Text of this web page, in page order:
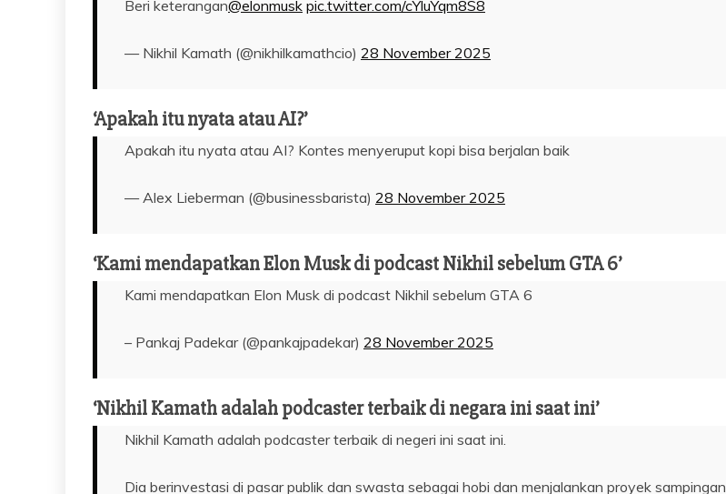
Beri keterangan@elonmusk pic.twitter.com/cYluYqm8S8
— Nikhil Kamath (@nikhilkamathcio) 28 November 2025
‘Apakah itu nyata atau AI?’
Apakah itu nyata atau AI? Kontes menyeruput kopi bisa berjalan baik
— Alex Lieberman (@businessbarista) 28 November 2025
‘Kami mendapatkan Elon Musk di podcast Nikhil sebelum GTA 6’
Kami mendapatkan Elon Musk di podcast Nikhil sebelum GTA 6
– Pankaj Padekar (@pankajpadekar) 28 November 2025
‘Nikhil Kamath adalah podcaster terbaik di negara ini saat ini’
Nikhil Kamath adalah podcaster terbaik di negeri ini saat ini.
Dia berinvestasi di pasar publik dan swasta sebagai hobi dan menjalankan proyek sampingan